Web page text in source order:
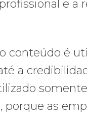
e a
conteúdo é
a
porque as